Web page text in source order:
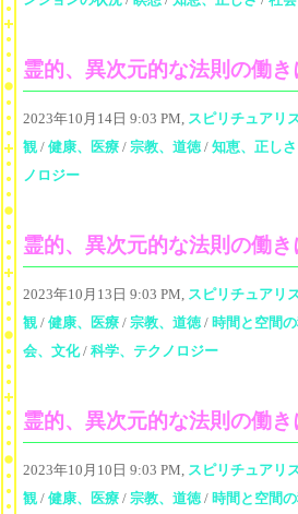
霊的、異次元的な法則の働
2023年10月14日 9:03 PM, スピリチュアリ
観 / 健康、医療 / 宗教、道徳/ 知恵、正しさ
ノロジー
霊的、異次元的な法則の働
2023年10月13日 9:03 PM, スピリチュアリ
観 / 健康、医療 / 宗教、道徳/ 時間と空間
会、文化/ 科学、テクノロジー
霊的、異次元的な法則の働
2023年10月10日 9:03 PM, スピリチュアリ
観 / 健康、医療 / 宗教、道徳/ 時間と空間